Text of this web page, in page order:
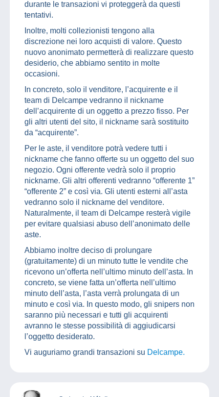
durante le transazioni vi proteggerà da questi
tentativi.
Inoltre, molti collezionisti tengono alla
discrezione nei loro acquisti di valore. Questo
nuovo anonimato permetterà di realizzare questo
desiderio, che abbiamo sentito in molte
occasioni.
In concreto, solo il venditore, l’acquirente e il
team di Delcampe vedranno il nickname
dell’acquirente di un oggetto a prezzo fisso. Per
gli altri utenti del sito, il nickname sarà sostituito
da “acquirente”.
Per le aste, il venditore potrà vedere tutti i
nickname che fanno offerte su un oggetto del suo
negozio. Ogni offerente vedrà solo il proprio
nickname. Gli altri offerenti vedranno “offerente 1”
“offerente 2” e così via. Gli utenti esterni all’asta
vedranno solo il nickname del venditore.
Naturalmente, il team di Delcampe resterà vigile
per evitare qualsiasi abuso dell’anonimato delle
aste.
Abbiamo inoltre deciso di prolungare
(gratuitamente) di un minuto tutte le vendite che
ricevono un’offerta nell’ultimo minuto dell’asta. In
concreto, se viene fatta un’offerta nell’ultimo
minuto dell’asta, l’asta verrà prolungata di un
minuto e così via. In questo modo, gli snipers non
saranno più necessari e tutti gli acquirenti
avranno le stesse possibilità di aggiudicarsi
l’oggetto desiderato.
Vi auguriamo grandi transazioni su Delcampe.